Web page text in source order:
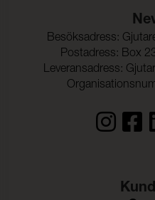
Färghärdighet mot svett:
Anfärgning, multifiberväv:
Färgändring: 5
Besöksadress:
Postadress: Box
Leveransadress: